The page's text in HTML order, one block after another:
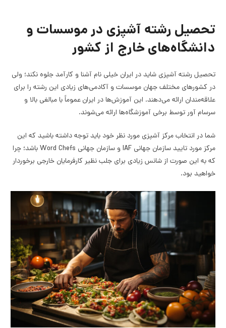
تحصیل رشته آشپزی در موسسات و
دانشگاه‌های خارج از کشور
تحصیل رشته آشپزی شاید در ایران خیلی نام آشنا و کارآمد جلوه نکند؛ ولی
در کشورهای مختلف جهان موسسات و آکادمی‌های زیادی این رشته را برای
علاقه‌مندان ارائه می‌دهند. این آموزش‌ها در ایران عموماً با مبالغی بالا و
سرسام آور توسط برخی آموزشگاه‌ها ارائه می‌شوند.
شما در انتخاب مرکز آشپزی مورد نظر خود باید توجه داشته باشید که این
مرکز مورد تایید سازمان جهانی IAF و سازمان جهانی Word Chefs باشد؛ چرا
که به این صورت از شانس زیادی برای جلب نظیر کارفرمایان خارجی برخوردار
خواهید بود.